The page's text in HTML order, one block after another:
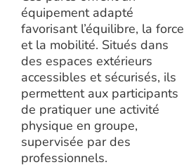
équipement adapté
favorisant l’équilibre, la force
et la mobilité. Situés dans
des espaces extérieurs
accessibles et sécurisés, ils
permettent aux participants
de pratiquer une activité
physique en groupe,
supervisée par des
professionnels.